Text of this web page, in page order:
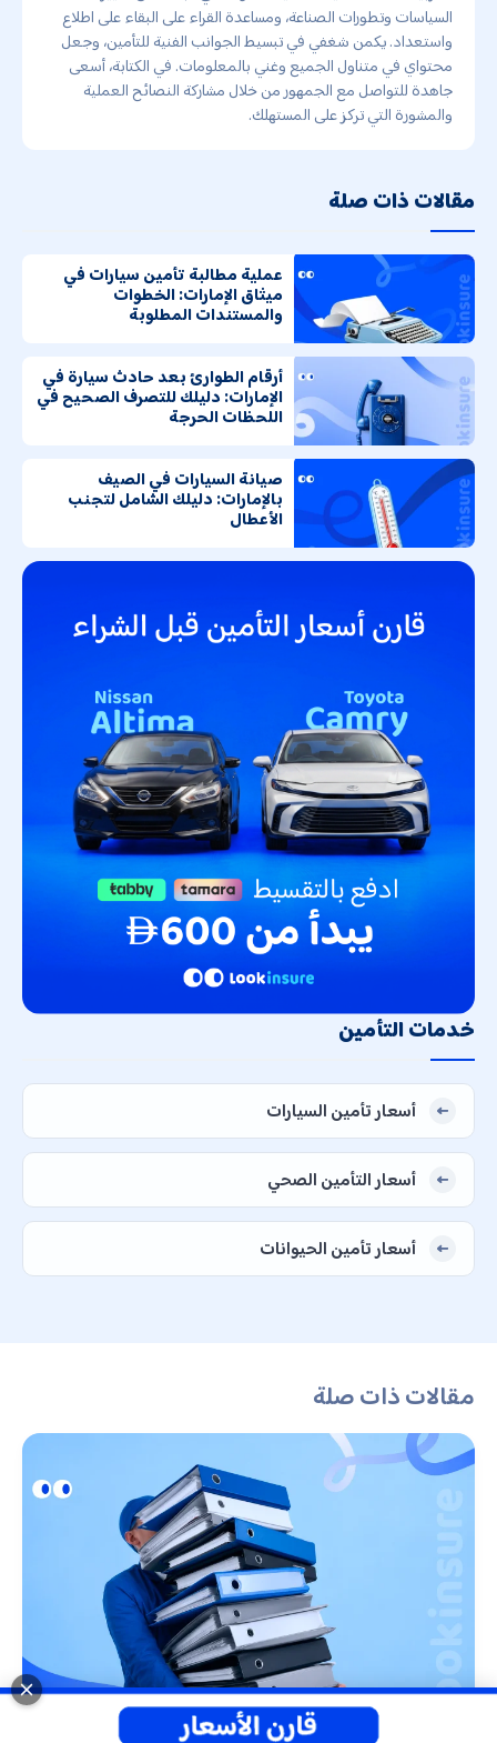
السياسات وتطورات الصناعة، ومساعدة القراء على البقاء على اطلاع
واستعداد. يكمن شغفي في تبسيط الجوانب الفنية للتأمين، وجعل
محتواي في متناول الجميع وغني بالمعلومات. في الكتابة، أسعى
جاهدة للتواصل مع الجمهور من خلال مشاركة النصائح العملية
والمشورة التي تركز على المستهلك.
مقالات ذات صلة
عملية مطالبة تأمين سيارات في
ميثاق الإمارات: الخطوات
والمستندات المطلوبة
أرقام الطوارئ بعد حادث سيارة في
الإمارات: دليلك للتصرف الصحيح في
اللحظات الحرجة
صيانة السيارات في الصيف
بالإمارات: دليلك الشامل لتجنب
الأعطال
خدمات التأمين
أسعار تأمين السيارات
أسعار التأمين الصحي
أسعار تأمين الحيوانات
مقالات ذات صلة